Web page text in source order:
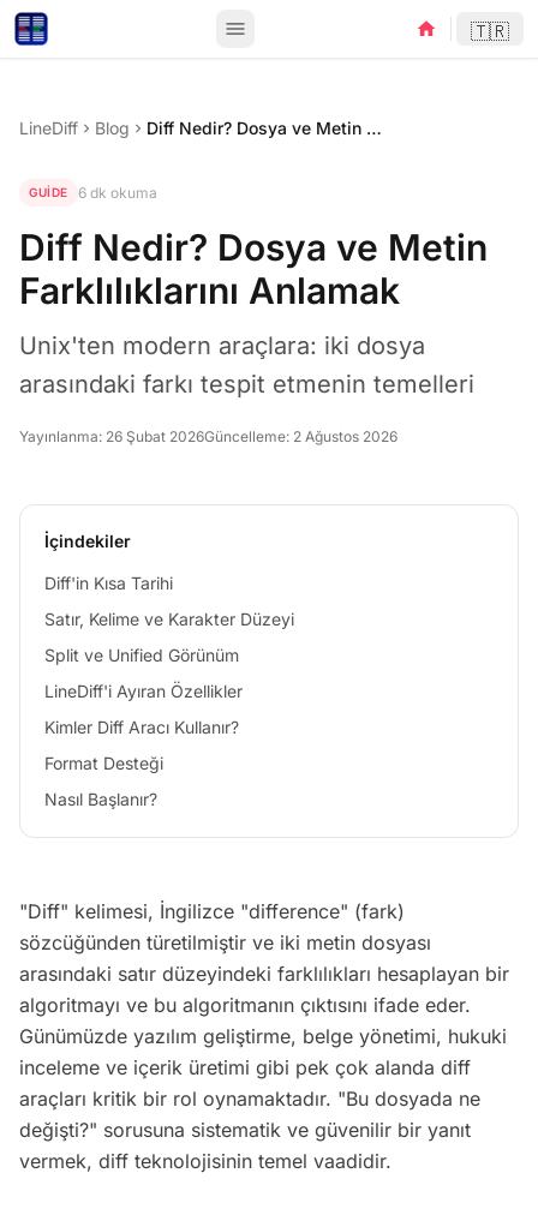
menu home 🇹🇷
LineDiff chevron_right Blog chevron_right Diff Nedir? Dosya ve Metin Farklılıklarını Anlamak
GUIDE 6 dk okuma
Diff Nedir? Dosya ve Metin
Farklılıklarını Anlamak
Unix'ten modern araçlara: iki dosya
arasındaki farkı tespit etmenin temelleri
Yayınlanma: 26 Şubat 2026Güncelleme: 2 Ağustos 2026
İçindekiler
Diff'in Kısa Tarihi
Satır, Kelime ve Karakter Düzeyi
Split ve Unified Görünüm
LineDiff'i Ayıran Özellikler
Kimler Diff Aracı Kullanır?
Format Desteği
Nasıl Başlanır?
"Diff" kelimesi, İngilizce "difference" (fark)
sözcüğünden türetilmiştir ve iki metin dosyası
arasındaki satır düzeyindeki farklılıkları hesaplayan bir
algoritmayı ve bu algoritmanın çıktısını ifade eder.
Günümüzde yazılım geliştirme, belge yönetimi, hukuki
inceleme ve içerik üretimi gibi pek çok alanda diff
araçları kritik bir rol oynamaktadır. "Bu dosyada ne
değişti?" sorusuna sistematik ve güvenilir bir yanıt
vermek, diff teknolojisinin temel vaadidir.